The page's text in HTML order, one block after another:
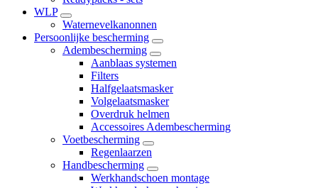
WLP
Waternevelkanonnen
Persoonlijke bescherming
Adembescherming
Aanblaas systemen
Filters
Halfgelaatsmasker
Volgelaatsmasker
Overdruk helmen
Accessoires Adembescherming
Voetbescherming
Regenlaarzen
Handbescherming
Werkhandschoen montage